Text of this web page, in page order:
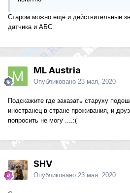
Старом можно ещё и действительные
датчика и АБС.
ML Austria
Опубликовано 23 мая, 2020
Подскажите где заказать старуху
иностранец в стране проживания, и
попросить не могу ....:(
SHV
Опубликовано 23 мая, 2020